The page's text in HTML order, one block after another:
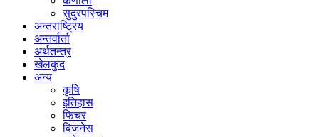
सुदुरपस्चिम
अन्तराष्ट्रिय
अन्तर्वार्ता
अर्थतन्त्र
खेलकुद
अन्य
कृषि
इतिहास
फिचर
बिजनेस